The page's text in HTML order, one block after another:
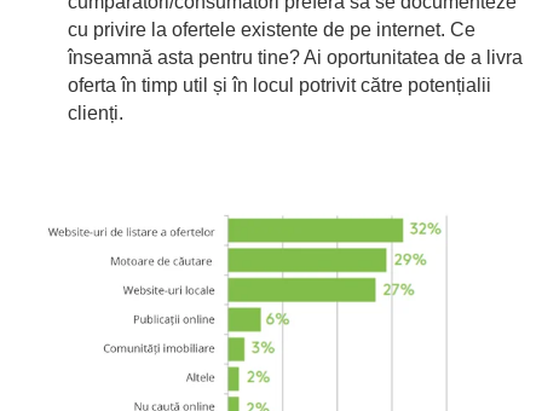
cu privire la ofertele existente de pe internet. Ce
înseamnă asta pentru tine? Ai oportunitatea de a livra
oferta în timp util și în locul potrivit către potențialii
clienți.